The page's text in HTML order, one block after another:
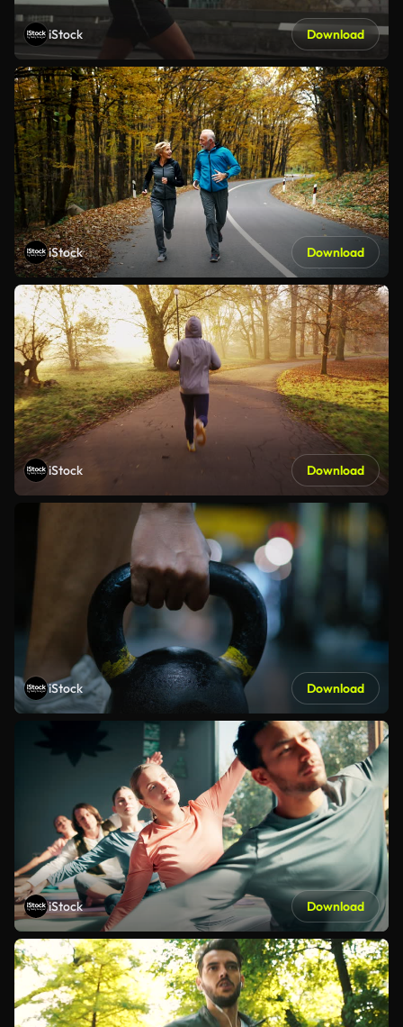
iStock Download
iStock Download
iStock Download
iStock Download
iStock Download